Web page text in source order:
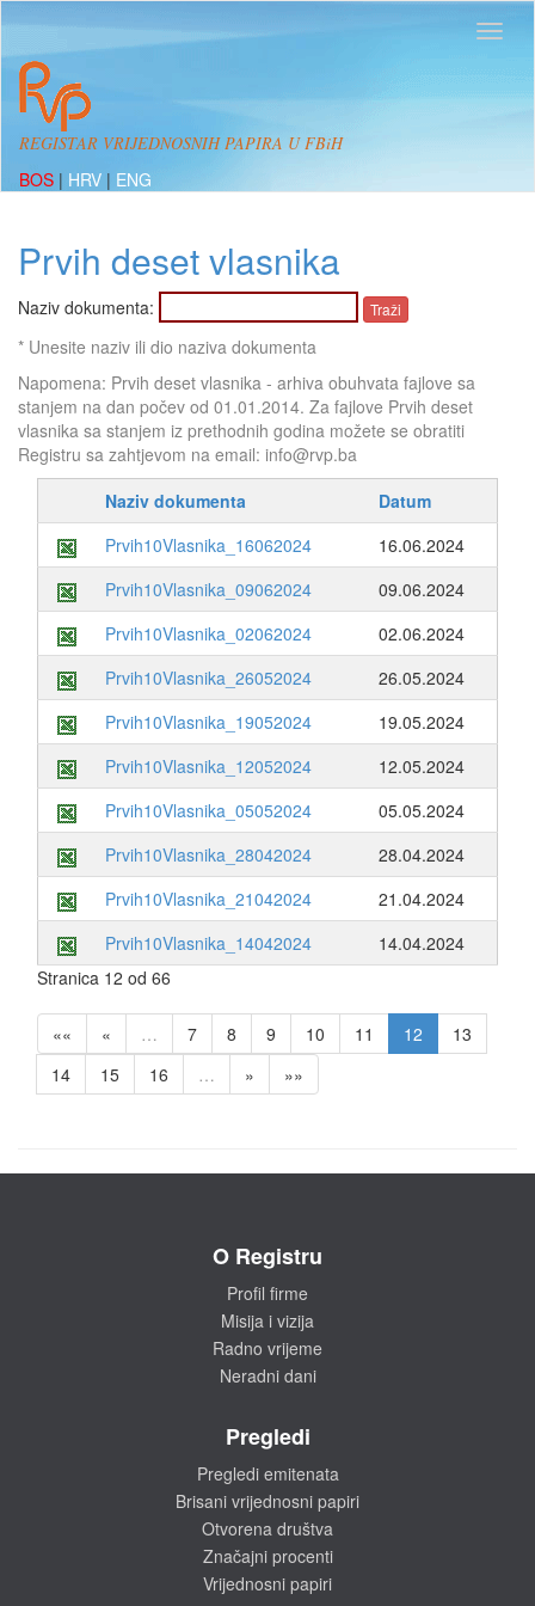
REGISTAR VRIJEDNOSNIH PAPIRA U FBiH
BOS | HRV | ENG
Prvih deset vlasnika
Naziv dokumenta:
* Unesite naziv ili dio naziva dokumenta
Napomena: Prvih deset vlasnika - arhiva obuhvata fajlove sa
stanjem na dan počev od 01.01.2014. Za fajlove Prvih deset
vlasnika sa stanjem iz prethodnih godina možete se obratiti
Registru sa zahtjevom na email: info@rvp.ba
Naziv dokumenta
Datum
Prvih10Vlasnika_16062024
16.06.2024
Prvih10Vlasnika_09062024
09.06.2024
Prvih10Vlasnika_02062024
02.06.2024
Prvih10Vlasnika_26052024
26.05.2024
Prvih10Vlasnika_19052024
19.05.2024
Prvih10Vlasnika_12052024
12.05.2024
Prvih10Vlasnika_05052024
05.05.2024
Prvih10Vlasnika_28042024
28.04.2024
Prvih10Vlasnika_21042024
21.04.2024
Prvih10Vlasnika_14042024
14.04.2024
Stranica 12 od 66
«« « … 7 8 9 10 11 12
13
14
15 16 … » »»
O Registru
Profil firme
Misija i vizija
Radno vrijeme
Neradni dani
Pregledi
Pregledi emitenata
Brisani vrijednosni papiri
Otvorena društva
Značajni procenti
Vrijednosni papiri